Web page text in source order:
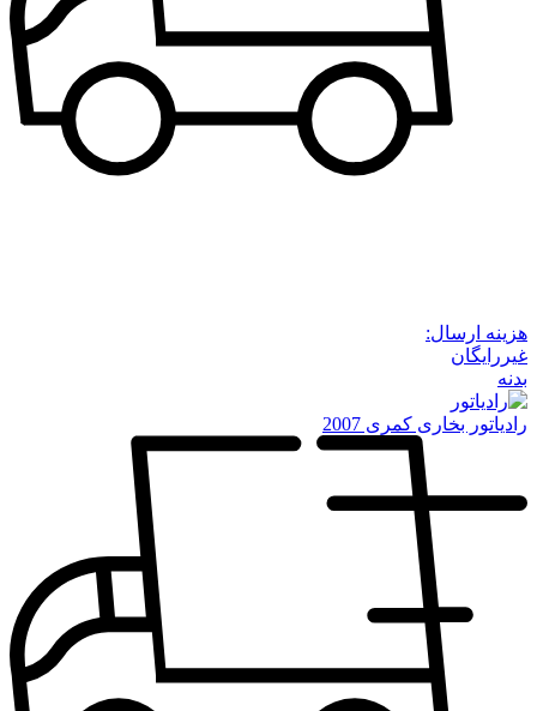
هزینه ارسال:
غیررایگان
بدنه
رادیاتور بخاری کمری 2007